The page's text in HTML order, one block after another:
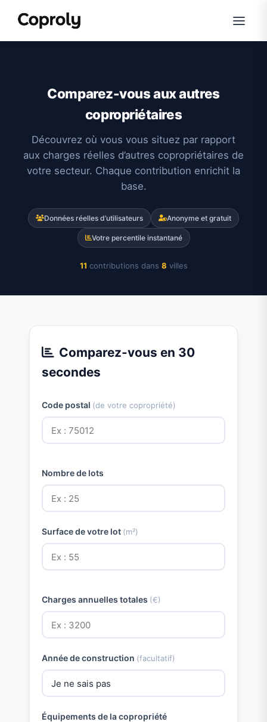
Comparez-vous aux autres
copropriétaires
Découvrez où vous vous situez par rapport
aux charges réelles d’autres copropriétaires de
votre secteur. Chaque contribution enrichit la
base.
Données réelles d’utilisateurs Anonyme et gratuit
Votre percentile instantané
11 contributions dans 8 villes
Comparez-vous en 30
secondes
Code postal (de votre copropriété)
Nombre de lots
Surface de votre lot (m²)
Charges annuelles totales (€)
Année de construction (facultatif)
Équipements de la copropriété